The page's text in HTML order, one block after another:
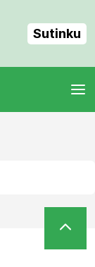
Sutinku